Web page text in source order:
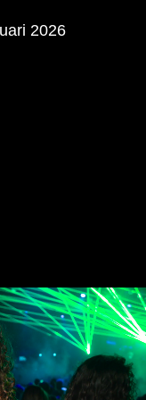
2026